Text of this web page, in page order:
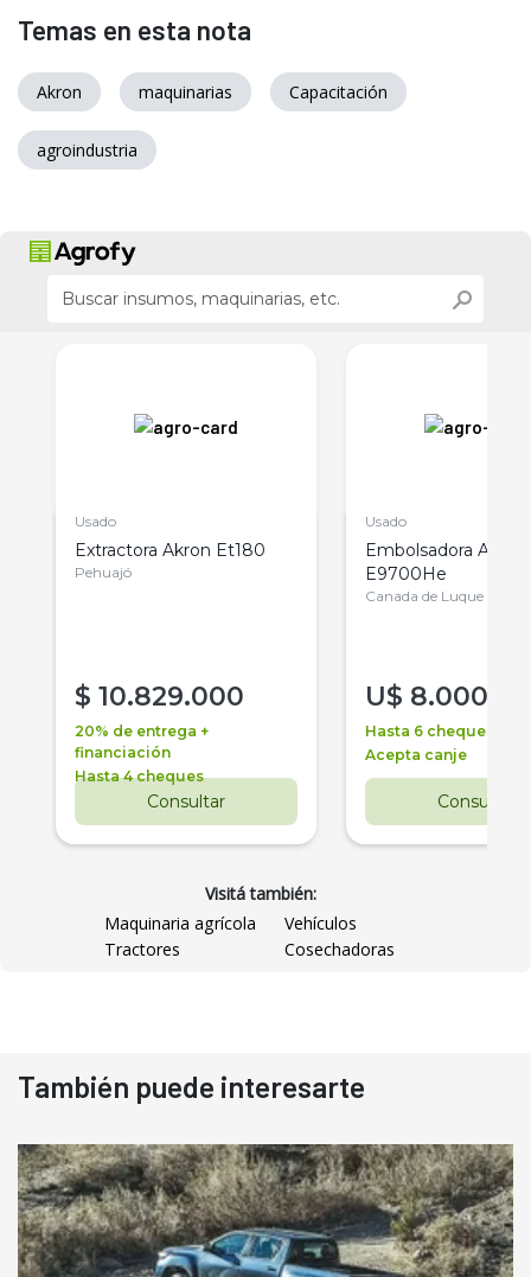
Temas en esta nota
Akron maquinarias Capacitación
agroindustria
Usado
Extractora Akron Et180
Pehuajó
$ 10.829.000
20% de entrega +
financiación
Hasta 4 cheques
Consultar
Usado
Embolsadora Akron
E9700He
Canada de Luque
U$ 8.000
Hasta 6 cheques
Acepta canje
Consultar
Visitá también:
Maquinaria agrícola
Vehículos
Tractores
Cosechadoras
También puede interesarte